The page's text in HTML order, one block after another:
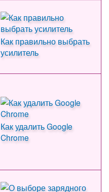
Как правильно выбрать
усилитель
Как удалить Google
Chrome